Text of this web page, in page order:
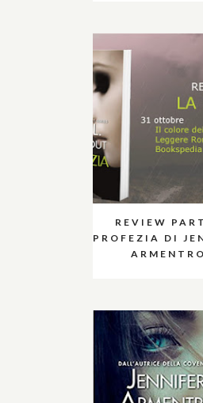
REVIEW
PROFEZIA DI